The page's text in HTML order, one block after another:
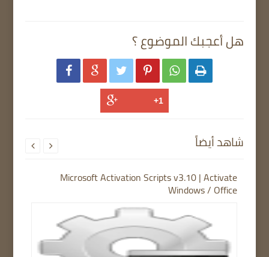
هل أعجبك الموضوع ؟
     
شاهد أيضاً
Microsoft Activation Scripts v3.10 | Activate
Windows / Office
 